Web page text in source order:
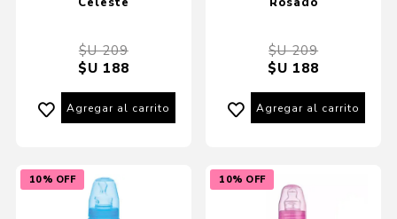
$U 209
$U 188
Agregar al carrito
$U 209
$U 188
Agregar al carrito
10% OFF 10% OFF